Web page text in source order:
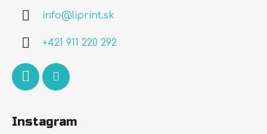
info@liprint.sk
+421 911 220 292
Instagram